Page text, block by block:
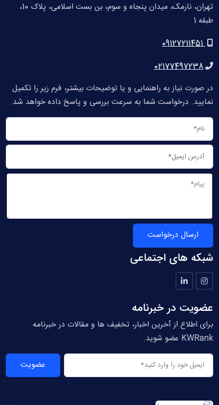
تهران، نارمک، میدان پنجاه و سوم، بن بست اسلامی، پلاک 10،
طبقه 1
09127211451
02177497238
در صورت نیاز به راهنمایی و یا توضیحات بیشتر، فرم زیر را تکمیل
نمایید. درخواست شما به سرعت بررسی و پاسخ داده خواهد شد.
ارسال درخواست
شبکه های اجتماعی
عضویت در خبرنامه
برای اطلاع از آخرین اخبار، تخفیف ها و مقالات در خبرنامه
KWRank عضو شوید.
عضویت